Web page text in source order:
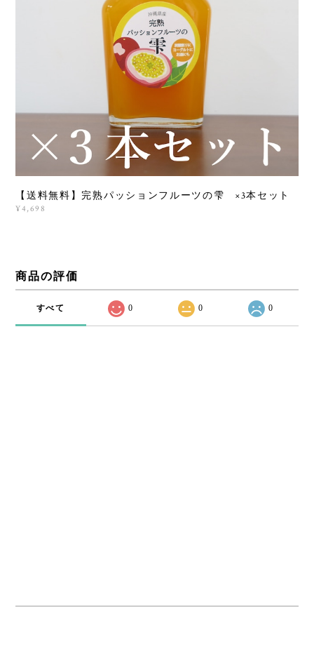
【送料無料】完熟パッションフルーツの雫 ×3本セット
¥4,698
商品の評価
すべて 0 0 0